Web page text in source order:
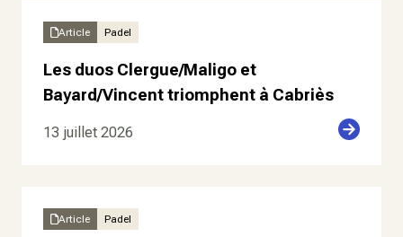
Article Padel
Les duos Clergue/Maligo et
Bayard/Vincent triomphent à Cabriès
13 juillet 2026
Article Padel